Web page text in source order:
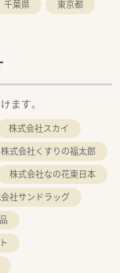
千葉県
東京都
ます。
株式会社スカイ
株式会社くすりの福太郎
株式会社なの花東日本
社サンドラッグ